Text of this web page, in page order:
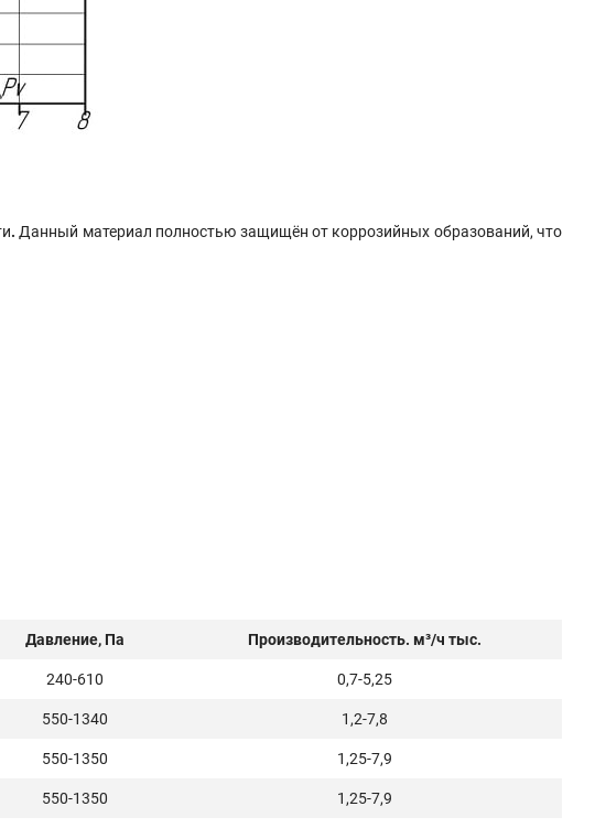
. Данный материал полностью защищён от коррозийных образований, что
Давление, Па Производительность. м³/ч тыс.
240-610 0,7-5,25
550-1340 1,2-7,8
550-1350 1,25-7,9
550-1350 1,25-7,9